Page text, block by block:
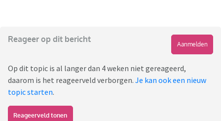
Reageer op dit bericht
Aanmelden
Op dit topic is al langer dan 4 weken niet gereageerd,
daarom is het reageerveld verborgen. Je kan ook een nieuw
topic starten.
Reageerveld tonen